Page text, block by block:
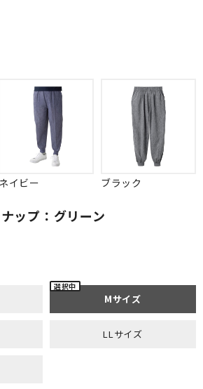
ネイビー ブラック
ップ：グリーン
Mサイズ
LLサイズ